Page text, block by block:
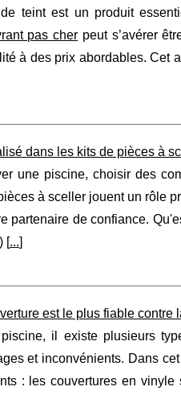
teint est un produit
pas cher peut s’avérer
à des prix abordables. Cet
dans les kits de pièces à
une piscine, choisir des
à sceller jouent un rôle
partenaire de confiance.
) [...]
est le plus fiable contre
il existe plusieurs
et inconvénients. Dans
: les couvertures en